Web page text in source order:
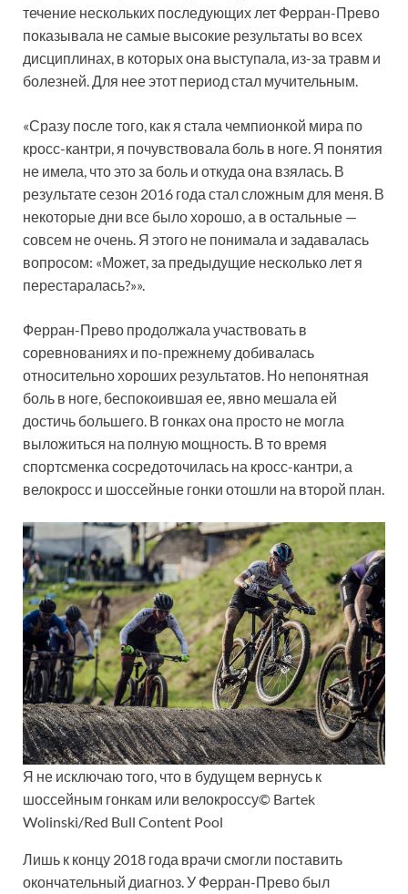
течение нескольких последующих лет Ферран-Прево
показывала не самые высокие результаты во всех
дисциплинах, в которых она выступала, из-за травм и
болезней. Для нее этот период стал мучительным.
«Сразу после того, как я стала чемпионкой мира по
кросс-кантри, я почувствовала боль в ноге. Я понятия
не имела, что это за боль и откуда она взялась. В
результате сезон 2016 года стал сложным для меня. В
некоторые дни все было хорошо, а в остальные —
совсем не очень. Я этого не понимала и задавалась
вопросом: «Может, за предыдущие несколько лет я
перестаралась?»».
Ферран-Прево продолжала участвовать в
соревнованиях и по-прежнему добивалась
относительно хороших результатов. Но непонятная
боль в ноге, беспокоившая ее, явно мешала ей
достичь большего. В гонках она просто не могла
выложиться на полную мощность. В то время
спортсменка сосредоточилась на кросс-кантри, а
велокросс и шоссейные гонки отошли на второй план.
Я не исключаю того, что в будущем вернусь к
шоссейным гонкам или велокроссу© Bartek
Wolinski/Red Bull Content Pool
Лишь к концу 2018 года врачи смогли поставить
окончательный диагноз. У Ферран-Прево был